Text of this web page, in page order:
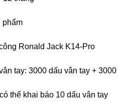
phẩm
Ronald Jack K14-Pro
tay: 3000 dấu vân tay +
thể khai báo 10 dấu vân tay